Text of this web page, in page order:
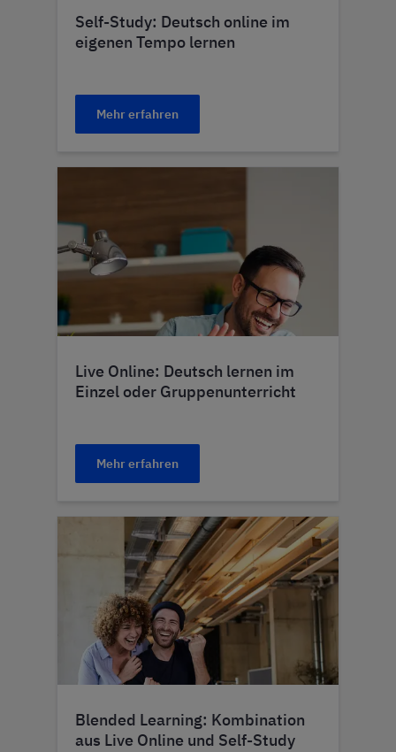
Self-Study: Deutsch online im
eigenen Tempo lernen
Mehr erfahren
Live Online: Deutsch lernen im
Einzel oder Gruppenunterricht
Mehr erfahren
Blended Learning: Kombination
aus Live Online und Self-Study